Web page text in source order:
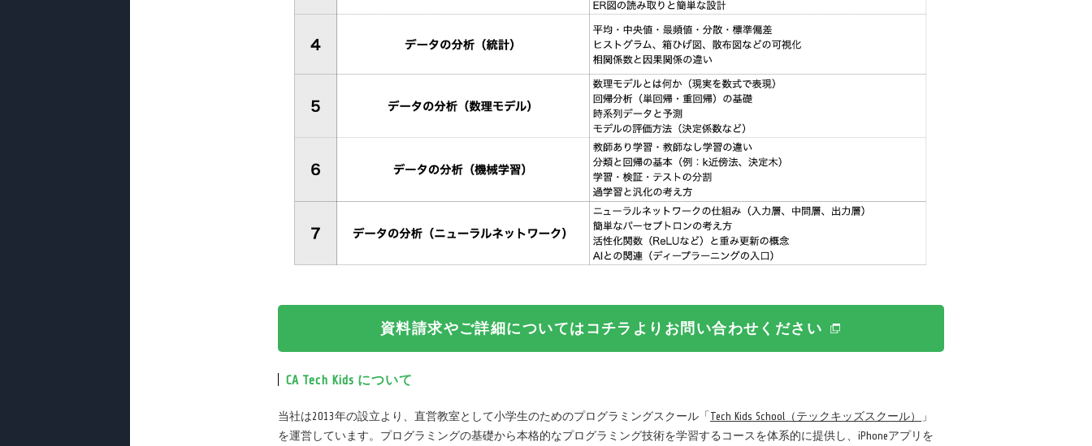
資料請求やご詳細についてはコチラよりお問い合わせください
CA Tech Kids について
当社は2013年の設立より、直営教室として小学生のためのプログラミングスクール「 Tech Kids School（テックキッズスクール）
」
を運営しています。プログラミングの基礎から本格的なプログラミング技術を学習するコースを体系的に提供し、iPhoneアプリを